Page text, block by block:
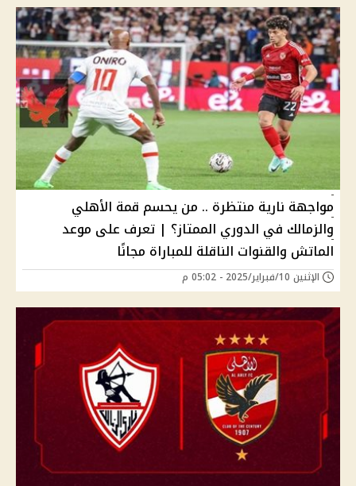
مواجهة نارية منتظرة .. من يحسم قمة الأهلي
والزمالك في الدوري الممتاز؟ | تعرف على موعد
الماتش والقنوات الناقلة للمباراة مجانًا
الإثنين 10/فبراير/2025 - 05:02 م